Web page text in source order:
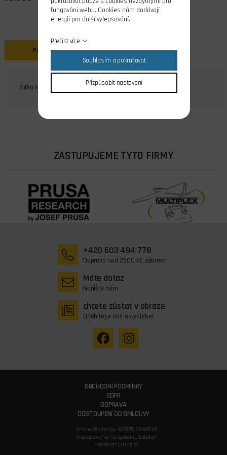
Popis
Šířka kořenu 8 mm
ZASTUPUJEME TYTO FIRMY
+420 603 494 778
Doprava nad 2500 Kč zdarma
Máte dotaz
Napište nám
chcete zůstat v obraze
Odebírejte náš newsletter
OBCHODNÍ PODMÍNKY
GDPR
DOPRAVA
ODSTOUPENÍ OD SMLOUVY
Webové stránky ©2026 PANKREA
Provozováno na systému Estofan
Nastavení cookies
fungování webu. Cookies nám dodávají
energii pro další vylepšování.
Přečíst více
Souhlasím a pokračovat
Přizpůsobit nastavení